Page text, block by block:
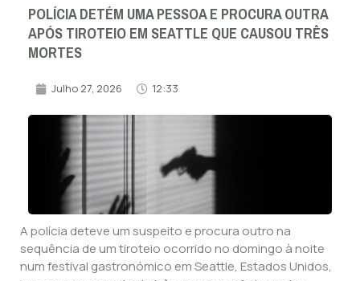
POLÍCIA DETÉM UMA PESSOA E PROCURA OUTRA
APÓS TIROTEIO EM SEATTLE QUE CAUSOU TRÊS
MORTES
Julho 27, 2026 12:33
A polícia deteve um suspeito e procura outro na
sequência de um tiroteio ocorrido no domingo à noite
num festival gastronómico em Seattle, Estados Unidos,